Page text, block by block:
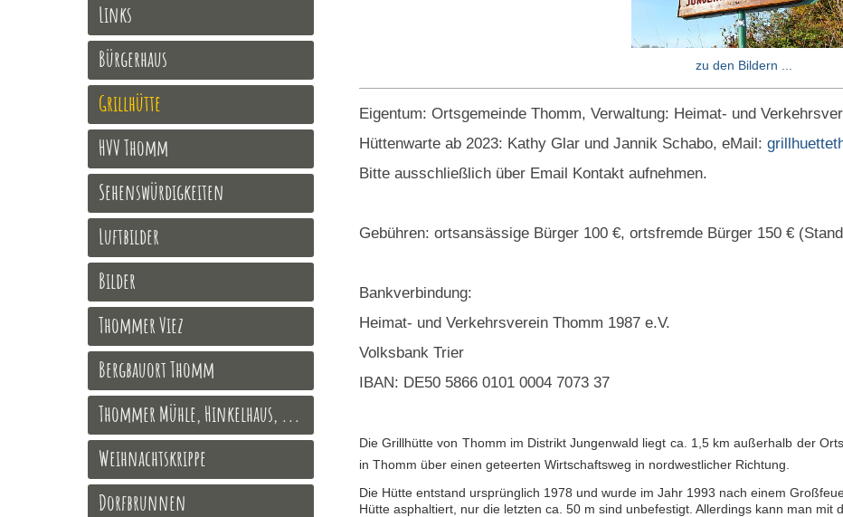
zu den Bildern ...
Eigentum: Ortsgemeinde Thomm, Verwaltung: Heimat- und
Hüttenwarte ab 2023: Kathy Glar und Jannik Schabo, eMail:
Bitte ausschließlich über Email Kontakt aufnehmen.
Gebühren: ortsansässige Bürger 100 €, ortsfremde Bürger 150 €
Bankverbindung:
Heimat- und Verkehrsverein Thomm 1987 e.V.
Volksbank Trier
IBAN: DE50 ‪5866 0101 0004 7073‬ 37
Die Grillhütte von Thomm im Distrikt Jungenwald liegt ca. 1,5 km außerhalb der
in Thomm über einen geteerten Wirtschaftsweg in nordwestlicher Richtung.
Die Hütte entstand ursprünglich 1978 und wurde im Jahr 1993 nach einem
Hütte asphaltiert, nur die letzten ca. 50 m sind unbefestigt. Allerdings kann man mit
Links
Bürgerhaus
Grillhütte
HVV Thomm
Sehenswürdigkeiten
Luftbilder
Bilder
Thommer Viez
Bergbauort Thomm
Thommer Mühle, Hinkelhaus, ...
Weihnachtskrippe
Dorfbrunnen